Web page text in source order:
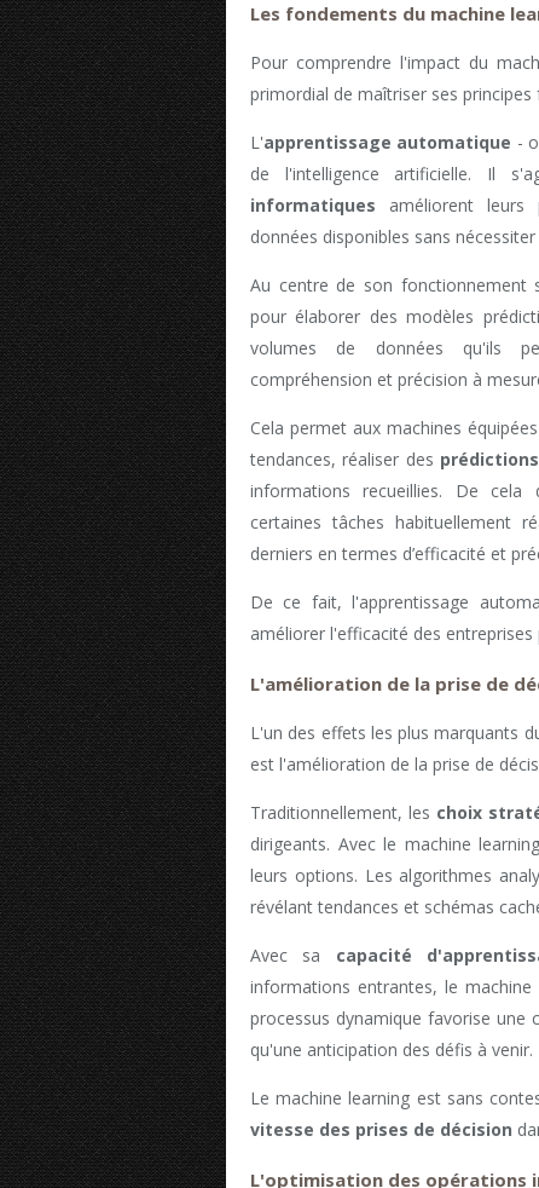
Les fondements du machine
Pour comprendre l'impact du
primordial de maîtriser ses principes
L'apprentissage automatique -
de l'intelligence artificielle. Il
informatiques améliorent leurs
données disponibles sans
Au centre de son fonctionnement
pour élaborer des modèles
volumes de données qu'ils
compréhension et précision à
Cela permet aux machines
tendances, réaliser des
informations recueillies. De cela
certaines tâches habituellement
derniers en termes d’efficacité et
De ce fait, l'apprentissage
améliorer l'efficacité des
L'amélioration de la prise de
L'un des effets les plus marquants
est l'amélioration de la prise de
Traditionnellement, les choix
dirigeants. Avec le machine
leurs options. Les algorithmes
révélant tendances et schémas
Avec sa capacité
informations entrantes, le
processus dynamique favorise une
qu'une anticipation des défis à venir.
Le machine learning est sans
vitesse des prises de décision
L'optimisation des opérations